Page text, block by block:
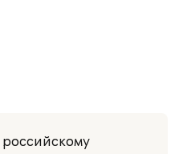
российскому